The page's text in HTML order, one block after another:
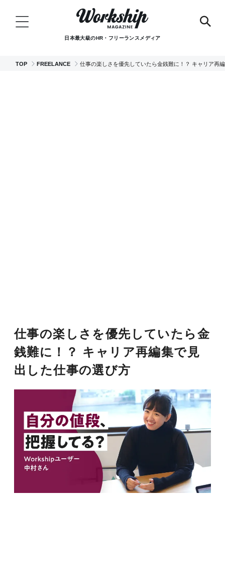
日本最大級のHR・フリーランスメディア
TOP FREELANCE 仕事の楽しさを優先していたら金銭難に！？ キャリア再
仕事の楽しさを優先していたら金
銭難に！？ キャリア再編集で見
出した仕事の選び方